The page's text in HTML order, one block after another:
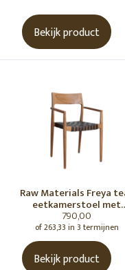
Bekijk product
Raw Materials Freya
eetkamerstoel met
armleuning - Zwart (set
790,00
of 263,33 in 3 termijnen
Bekijk product